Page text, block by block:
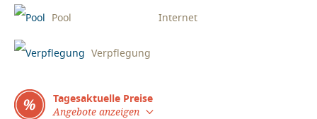
Pool
Internet
Verpflegung
Tagesaktuelle Preise
Angebote anzeigen